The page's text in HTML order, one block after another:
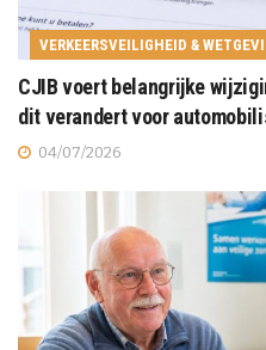
VERKEERSVEILIGHEID &
CJIB voert belangrijke
dit verandert voor
04/07/2026